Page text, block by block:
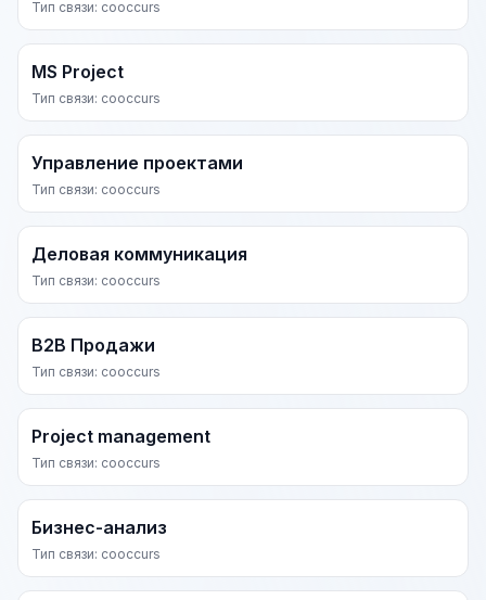
Тип связи: cooccurs
MS Project
Тип связи: cooccurs
Управление проектами
Тип связи: cooccurs
Деловая коммуникация
Тип связи: cooccurs
B2B Продажи
Тип связи: cooccurs
Project management
Тип связи: cooccurs
Бизнес-анализ
Тип связи: cooccurs